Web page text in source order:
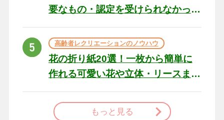
要なもの・認定を受けられなかっ
高齢者レクリエーションのノウハウ
花の折り紙20選！一枚から簡単に
作れる可愛い花や立体・リースま
もっと見る